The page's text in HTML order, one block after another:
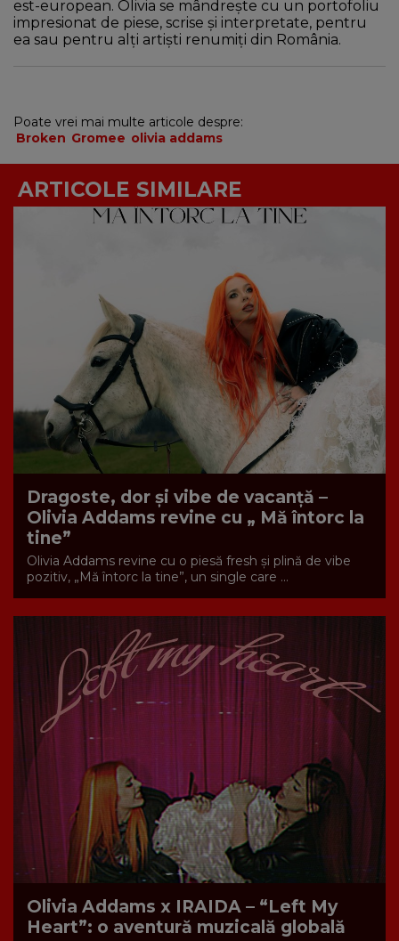
est-european. Olivia se mândrește cu un portofoliu
impresionat de piese, scrise și interpretate, pentru
ea sau pentru alți artiști renumiți din România.
Poate vrei mai multe articole despre:
Broken Gromee olivia addams
ARTICOLE SIMILARE
Dragoste, dor și vibe de vacanță –
Olivia Addams revine cu „ Mă întorc la
tine”
Olivia Addams revine cu o piesă fresh și plină de vibe
pozitiv, „Mă întorc la tine”, un single care ...
Olivia Addams x IRAIDA – “Left My
Heart”: o aventură muzicală globală